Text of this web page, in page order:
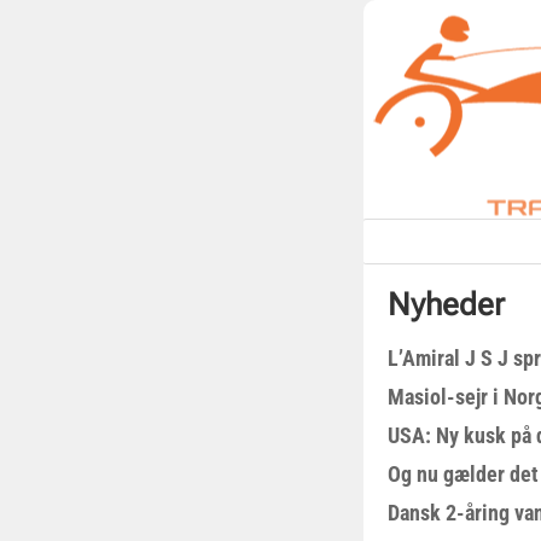
Nyheder
L’Amiral J S J
Masiol-sejr i
USA: Ny kusk på
Og nu gælder
Dansk 2-åring